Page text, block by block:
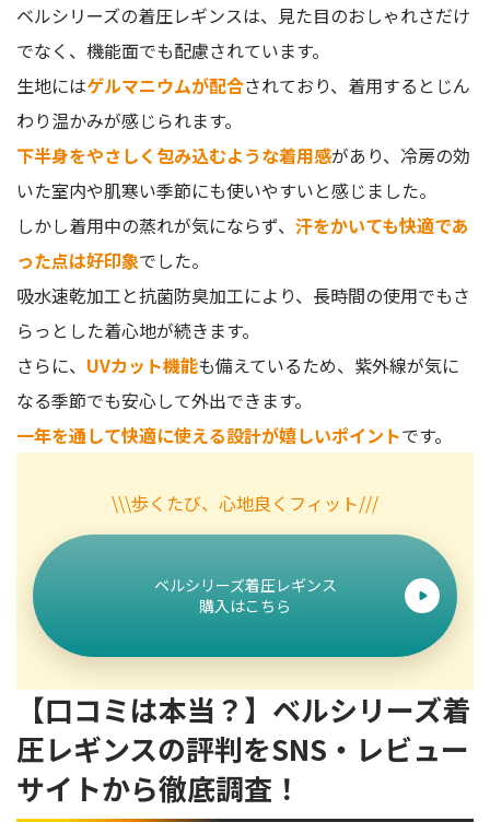
ベルシリーズの着圧レギンスは、見た目のおしゃれさだけ
でなく、機能面でも配慮されています。
生地にはゲルマニウムが配合されており、着用するとじん
わり温かみが感じられます。
下半身をやさしく包み込むような着用感があり、冷房の効
いた室内や肌寒い季節にも使いやすいと感じました。
しかし着用中の蒸れが気にならず、 汗をかいても快適であ
った点は好印象でした。
吸水速乾加工と抗菌防臭加工により、長時間の使用でもさ
らっとした着心地が続きます。
さらに、 UVカット機能も備えているため、紫外線が気に
なる季節でも安心して外出できます。
一年を通して快適に使える設計が嬉しいポイントです。
\\\歩くたび、心地良くフィット///
ベルシリーズ着圧レギンス
購入はこちら
【口コミは本当？】ベルシリーズ着
圧レギンスの評判をSNS・レビュー
サイトから徹底調査！